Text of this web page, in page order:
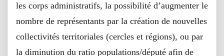
les corps administratifs, la possibilité d’augmenter le
nombre de représentants par la création de nouvelles
collectivités territoriales (cercles et régions), ou par
la diminution du ratio populations/député afin de